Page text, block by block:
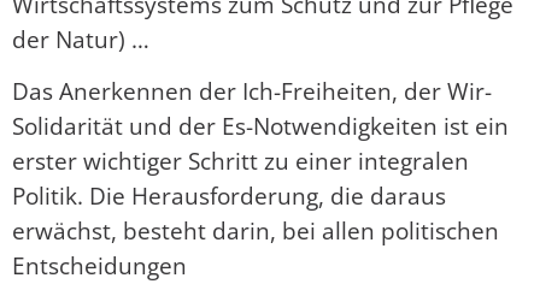
der Natur) …
Das Anerkennen der Ich-Freiheiten, der Wir-
Solidarität und der Es-Notwendigkeiten ist ein
erster wichtiger Schritt zu einer integralen
Politik. Die Herausforderung, die daraus
erwächst, besteht darin, bei allen politischen
Entscheidungen